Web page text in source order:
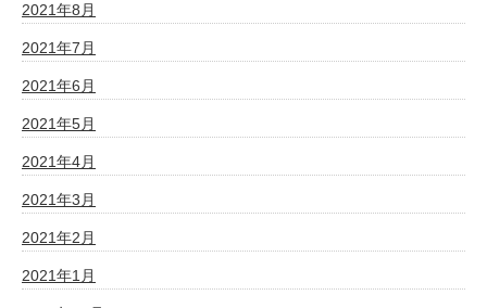
2021年8月
2021年7月
2021年6月
2021年5月
2021年4月
2021年3月
2021年2月
2021年1月